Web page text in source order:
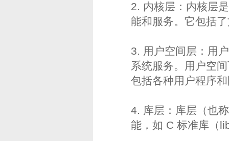
2. 内核层：内核层
能和服务。它包括
3. 用户空间层：用
系统服务。用户空
包括各种用户程序和
4. 库层：库层（也
能，如 C 标准库（